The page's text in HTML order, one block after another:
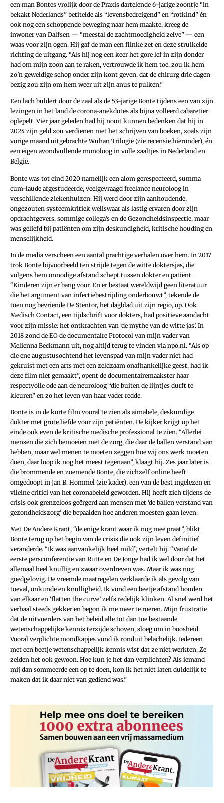
een man Bontes vrolijk door de Praxis dartelende 6-jarige zoontje “in
bekakt Nederlands” betitelde als “levensbedreigend” en “rotkind” én
ook nog een schoppende beweging naar hem maakte, kreeg de
inwoner van Dalfsen — “meestal de zachtmoedigheid zelve” — een
waas voor zijn ogen. Hij gaf de man een flinke zet en deze struikelde
richting de uitgang. “Als hij nog een keer het gore lef in zijn donder
had om mijn zoon aan te raken, vertrouwde ik hem toe, zou ik hem
zo’n geweldige schop onder zijn kont geven, dat de chirurg drie dagen
bezig zou zijn om hem weer uit zijn anus te pulken.”
Een lach buldert door de zaal als de 53-jarige Bonte tijdens een van zijn
lezingen in het land de corona-anekdotes als bijna volleerd cabaretier
oplepelt. Vier jaar geleden had hij nooit kunnen bedenken dat hij in
2024 zijn geld zou verdienen met het schrijven van boeken, zoals zijn
vorige maand uitgebrachte Wuhan Trilogie (zie recensie hieronder), én
een eigen avondvullende monoloog in volle zaaltjes in Nederland en
België.
Bonte was tot eind 2020 namelijk een alom gerespecteerd, summa
cum-laude afgestudeerde, veelgevraagd freelance neuroloog in
verschillende ziekenhuizen. Hij werd door zijn aanhoudende,
ongezouten systeemkritiek weliswaar als lastig ervaren door zijn
opdrachtgevers, sommige collega’s en de Gezondheidsinspectie, maar
was geliefd bij patiënten om zijn deskundigheid, kritische houding en
menselijkheid.
In de media verscheen een aantal prachtige verhalen over hem. In 2017
trok Bonte bijvoorbeeld ten strijde tegen de witte doktersjas, die
volgens hem onnodige afstand schept tussen dokter en patiënt.
“Kinderen zijn er bang voor. En er bestaat wereldwijd geen literatuur
die het argument van infectiebestrijding onderbouwt”, tekende de
toen nog bevriende De Stentor, het dagblad uit zijn regio, op. Ook
Medisch Contact, een tijdschrift voor dokters, had positieve aandacht
voor zijn missie: het ontkrachten van ‘de mythe van de witte jas’. In
2018 zond de EO de documentaire Protocol van mijn vader van
Melienna Beckmann uit, nog altijd terug te vinden via ­npo.nl. “Als op
die ene augustusochtend het levenspad van mijn vader niet had
gekruist met een arts met een zeldzaam onafhankelijke geest, had ik
deze film niet gemaakt”, opent de documentairemaakster haar
respectvolle ode aan de neuroloog “die buiten de lijntjes durft te
kleuren” en zo het leven van haar vader redde.
Bonte is in de korte film vooral te zien als aimabele, deskundige
dokter met grote liefde voor zijn patiënten. De kijker krijgt op het
einde ook even de kritische medische professional te zien. “Allerlei
mensen die zich bemoeien met de zorg, die daar de ballen verstand van
hebben, maar wel menen te moeten zeggen hoe wij ons werk moeten
doen, daar loop ik nog het meest tegenaan”, klaagt hij. Zes jaar later is
die brommende en zoemende Bonte, die zichzelf online heeft
omgedoopt in Jan B. Hommel (zie kader), een van de best ingelezen en
vileine critici van het coronabeleid geworden. Hij heeft zich tijdens de
crisis ook grenzeloos geërgerd aan mensen met ‘de ballen verstand van
gezondheidszorg’ die bepaalden hoe anderen moesten gaan leven.
Met De Andere Krant, “de enige krant waar ik nog mee praat”, blikt
Bonte terug op het begin van de crisis die ook zijn leven definitief
veranderde. “Ik was aanvankelijk heel mild”, vertelt hij. “Vanaf de
eerste persconferentie van Rutte en De Jonge had ik wel door dat het
allemaal heel knullig en zwaar overdreven was. Maar ik was nog
goedgelovig. De vreemde maatregelen verklaarde ik als gevolg van
toeval, onkunde en knulligheid. Ik vond een beetje afstand houden
van elkaar en ‘flatten the curve’ zelfs redelijk klinken. Al snel werd het
verhaal steeds gekker en begon ik me meer te roeren. Mijn frustratie
dat de uitvoerders van het beleid alle tot dan toe bestaande
wetenschappelijke kennis terzijde schoven, sloeg om in boosheid.
Vooral verplichte mondkapjes vond ik ronduit belachelijk. Iedereen
met een beetje wetenschappelijk kennis wist dat ze niet werkten. Ze
zeiden het ook gewoon. Hoe kun je het dan verplichten? Als iemand
mij dan sommeerde een op te doen, kon ik het niet laten duidelijk te
maken dat ik daar niet van gediend was.”